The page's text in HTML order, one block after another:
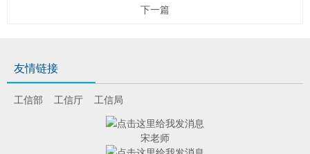
下一篇
友情链接
工信部 工信厅 工信局
宋老师